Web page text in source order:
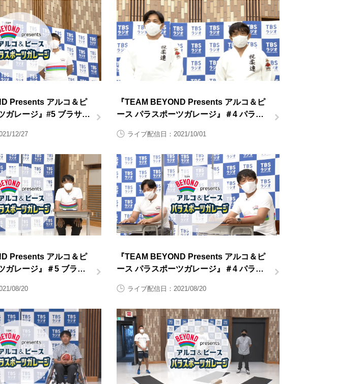
Presents アルコ＆ピ
ガレージ』#5 ブラサカ
12/27
『TEAM BEYOND Presents アルコ＆ピ
ース パラスポーツガレージ』＃4 パラ柔
ライブ配信日：2021/10/01
Presents アルコ＆ピ
ガレージ』＃5 ブラサ
08/20
『TEAM BEYOND Presents アルコ＆ピ
ース パラスポーツガレージ』＃4 パラ柔
ライブ配信日：2021/08/20